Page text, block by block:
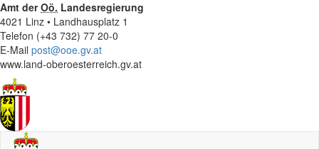
Amt derOö. Landesregierung
4021 Linz • Landhausplatz 1
Telefon (+43 732) 77 20-0
E-Mail post@ooe.gv.at
www.land-oberoesterreich.gv.at